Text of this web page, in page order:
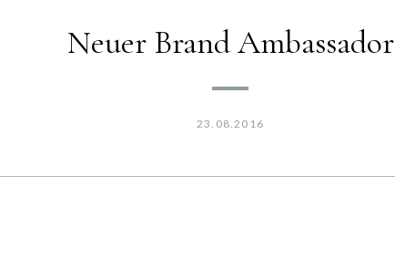
Neuer Brand Ambassador
23.08.2016